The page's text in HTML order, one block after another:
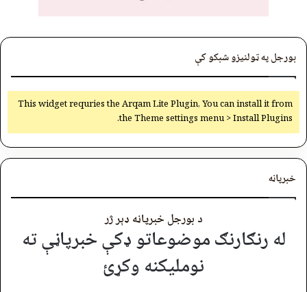
بورجل په ټولنیزو شبکو کې
This widget requries the Arqam Lite Plugin, You can install it from
the Theme settings menu > Install Plugins.
خبرپاڼه
د بورجل خبرپاڼه ډېر ژر
له رنګارنګ موضوعاتو ډکې خبرپاڼې ته
نوملیکنه وکړئ